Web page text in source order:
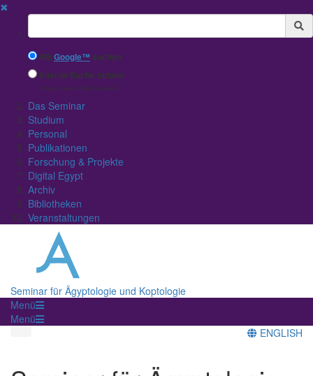
✖
Suchbegriff
MitGoogle™ suchen
Interne Suche nutzen
(eingeschränkte Ergebnisqualität)
Das Seminar
Studium
Personal
Publikationen
Forschung & Projekte
Digital Egypt
Archiv
Bibliotheken
Veranstaltungen
Seminar für Ägyptologie und Koptologie
Menü
Menü
ENGLISH